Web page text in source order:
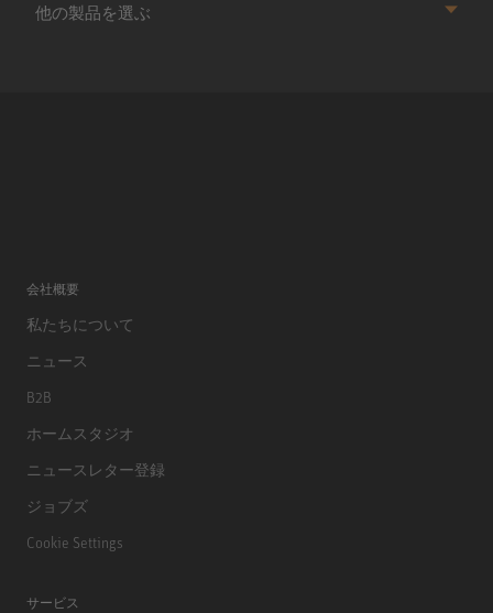
他の製品を選ぶ
会社概要
私たちについて
ニュース
B2B
ホームスタジオ
ニュースレター登録
ジョブズ
Cookie Settings
サービス